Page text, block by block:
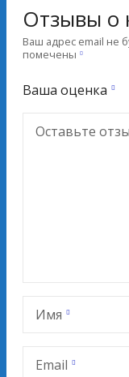
Отзывы о
Ваш адрес email не
помечены
Ваша оценка
Оставьте
Имя
Email